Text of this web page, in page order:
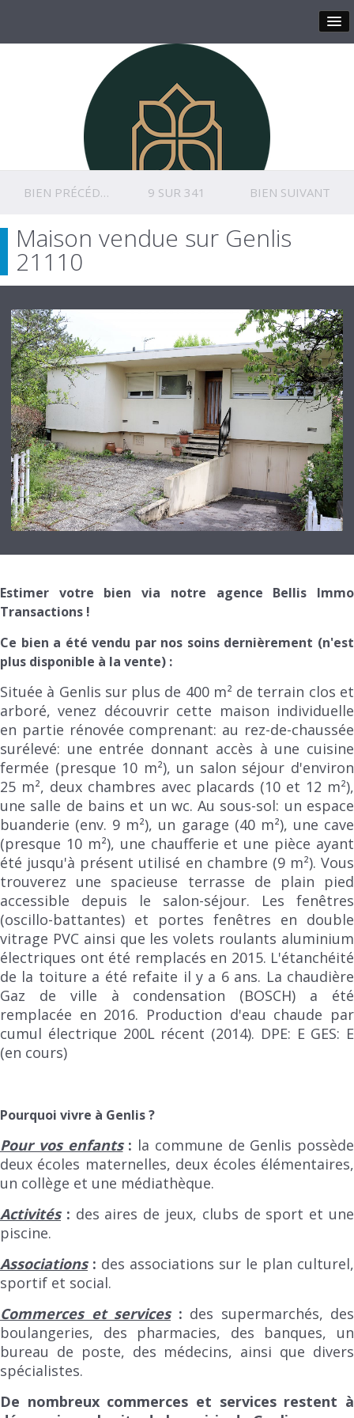
BIEN PRÉCÉDENT 9 SUR 341 BIEN SUIVANT
Maison vendue sur Genlis
21110
Estimer votre bien via notre agence Bellis Immo
Transactions !
Ce bien a été vendu par nos soins dernièrement (n'est
plus disponible à la vente) :
Située à Genlis sur plus de 400 m² de terrain clos et
arboré, venez découvrir cette maison individuelle
en partie rénovée comprenant: au rez-de-chaussée
surélevé: une entrée donnant accès à une cuisine
fermée (presque 10 m²), un salon séjour d'environ
25 m², deux chambres avec placards (10 et 12 m²),
une salle de bains et un wc. Au sous-sol: un espace
buanderie (env. 9 m²), un garage (40 m²), une cave
(presque 10 m²), une chaufferie et une pièce ayant
été jusqu'à présent utilisé en chambre (9 m²). Vous
trouverez une spacieuse terrasse de plain pied
accessible depuis le salon-séjour. Les fenêtres
(oscillo-battantes) et portes fenêtres en double
vitrage PVC ainsi que les volets roulants aluminium
électriques ont été remplacés en 2015. L'étanchéité
de la toiture a été refaite il y a 6 ans. La chaudière
Gaz de ville à condensation (BOSCH) a été
remplacée en 2016. Production d'eau chaude par
cumul électrique 200L récent (2014). DPE: E GES: E
(en cours)
Pourquoi vivre à Genlis ?
Pour vos enfants: la commune de Genlis possède
deux écoles maternelles, deux écoles élémentaires,
un collège et une médiathèque.
Activités: des aires de jeux, clubs de sport et une
piscine.
Associations: des associations sur le plan culturel,
sportif et social.
Commerces et services: des supermarchés, des
boulangeries, des pharmacies, des banques, un
bureau de poste, des médecins, ainsi que divers
spécialistes.
De nombreux commerces et services restent à